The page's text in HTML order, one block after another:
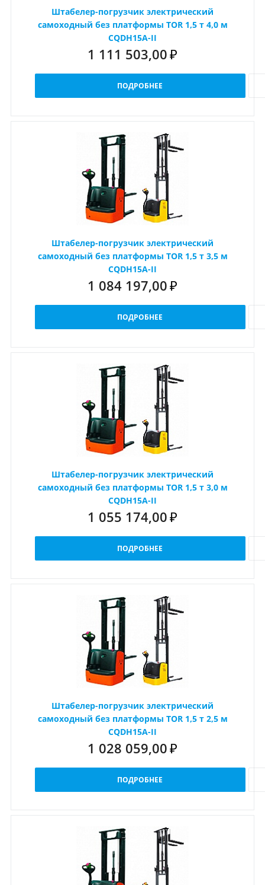
Штабелер-погрузчик электрический
самоходный без платформы TOR 1,5 т 4,0 м
CQDH15A-II
1 111 503,00 ₽
ПОДРОБНЕЕ
Штабелер-погрузчик электрический
самоходный без платформы TOR 1,5 т 3,5 м
CQDH15A-II
1 084 197,00 ₽
ПОДРОБНЕЕ
Штабелер-погрузчик электрический
самоходный без платформы TOR 1,5 т 3,0 м
CQDH15A-II
1 055 174,00 ₽
ПОДРОБНЕЕ
Штабелер-погрузчик электрический
самоходный без платформы TOR 1,5 т 2,5 м
CQDH15A-II
1 028 059,00 ₽
ПОДРОБНЕЕ